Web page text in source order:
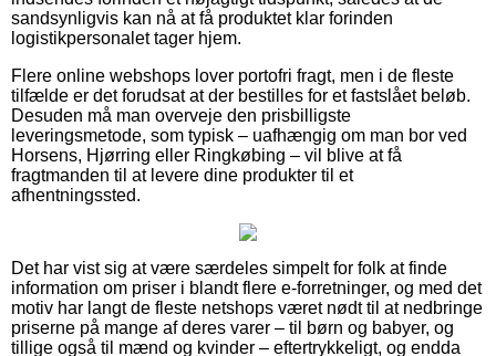
sandsynligvis kan nå at få produktet klar forinden
logistikpersonalet tager hjem.
Flere online webshops lover portofri fragt, men i de fleste
tilfælde er det forudsat at der bestilles for et fastslået beløb.
Desuden må man overveje den prisbilligste
leveringsmetode, som typisk – uafhængig om man bor ved
Horsens, Hjørring eller Ringkøbing – vil blive at få
fragtmanden til at levere dine produkter til et
afhentningssted.
Det har vist sig at være særdeles simpelt for folk at finde
information om priser i blandt flere e-forretninger, og med det
motiv har langt de fleste netshops været nødt til at nedbringe
priserne på mange af deres varer – til børn og babyer, og
tillige også til mænd og kvinder – eftertrykkeligt, og endda